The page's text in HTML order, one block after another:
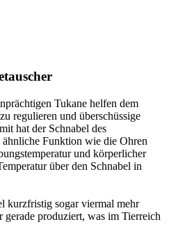
Tukane helfen dem
regulieren und überschüssige
hat der Schnabel des
ähnliche Funktion wie die Ohren
und körperlicher
über den Schnabel in
kurzfristig sogar viermal mehr
gerade produziert, was im Tierreich